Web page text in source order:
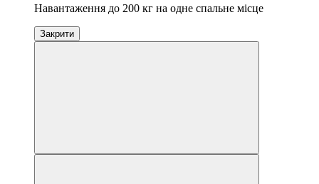
Навантаження до 200 кг на одне спальне місце
Закрити